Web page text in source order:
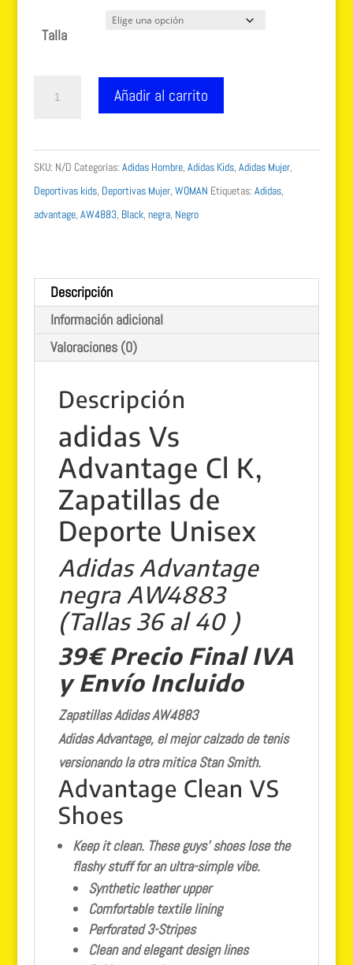
Talla
Añadir al carrito
SKU: N/D Categorías: Adidas Hombre, Adidas Kids, Adidas Mujer,
Deportivas kids, Deportivas Mujer, WOMAN Etiquetas: Adidas,
advantage, AW4883, Black, negra, Negro
Descripción
Información adicional
Valoraciones (0)
Descripción
adidas Vs
Advantage Cl K,
Zapatillas de
Deporte Unisex
Adidas Advantage
negra AW4883
(Tallas 36 al 40 )
39€ Precio Final IVA
y Envío Incluido
Zapatillas Adidas AW4883
Adidas Advantage, el mejor calzado de tenis
versionando la otra mitica Stan Smith.
Advantage Clean VS
Shoes
Keep it clean. These guys’ shoes lose the
flashy stuff for an ultra-simple vibe.
Synthetic leather upper
Comfortable textile lining
Perforated 3-Stripes
Clean and elegant design lines